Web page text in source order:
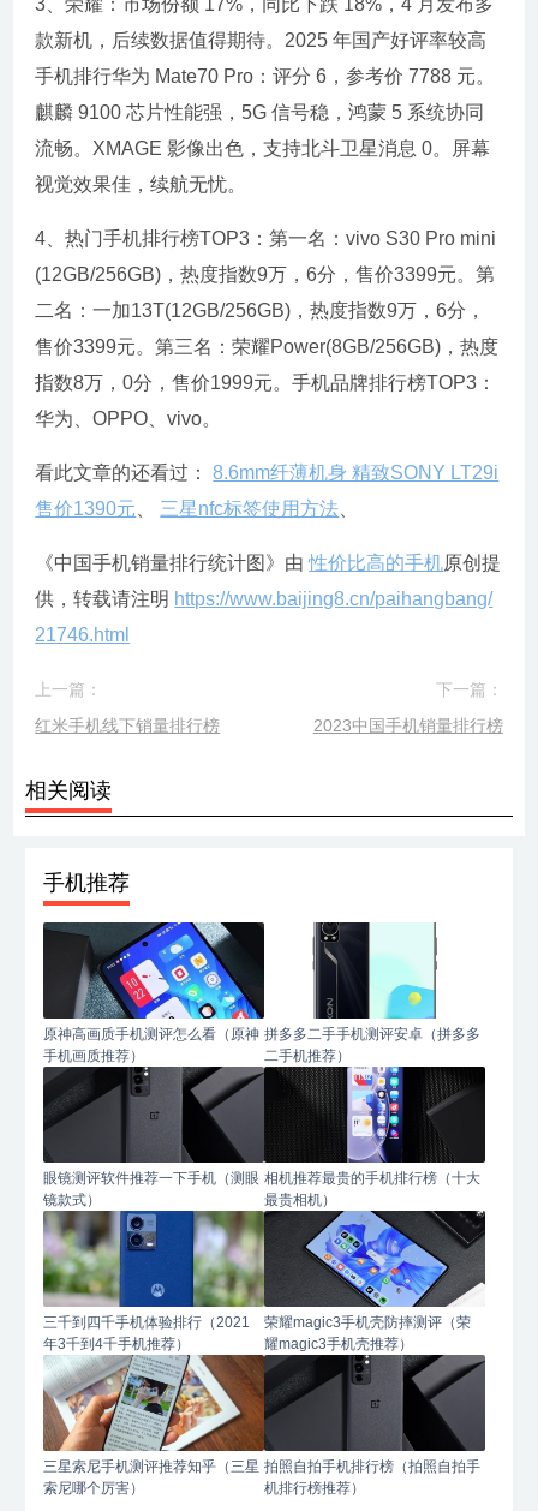
3、荣耀：市场份额 17%，同比下跌 18%，4 月发布多
款新机，后续数据值得期待。2025 年国产好评率较高
手机排行华为 Mate70 Pro：评分 6，参考价 7788 元。
麒麟 9100 芯片性能强，5G 信号稳，鸿蒙 5 系统协同
流畅。XMAGE 影像出色，支持北斗卫星消息 0。屏幕
视觉效果佳，续航无忧。
4、热门手机排行榜TOP3：第一名：vivo S30 Pro mini
(12GB/256GB)，热度指数9万，6分，售价3399元。第
二名：一加13T(12GB/256GB)，热度指数9万，6分，
售价3399元。第三名：荣耀Power(8GB/256GB)，热度
指数8万，0分，售价1999元。手机品牌排行榜TOP3：
华为、OPPO、vivo。
看此文章的还看过：8.6mm纤薄机身 精致SONY LT29i
售价1390元
三星nfc标签使用方法
《中国手机销量排行统计图》由性价比高的手机原创提
供，转载请注明 https://www.baijing8.cn/paihangbang/
21746.html
上一篇：
红米手机线下销量排行榜
下一篇：
2023中国手机销量排行榜
相关阅读
手机推荐
原神高画质手机测评怎么看（原神
手机画质推荐）
拼多多二手手机测评安卓（拼多多
二手机推荐）
眼镜测评软件推荐一下手机（测眼
镜款式）
相机推荐最贵的手机排行榜（十大
最贵相机）
三千到四千手机体验排行（2021
年3千到4千手机推荐）
荣耀magic3手机壳防摔测评（荣
耀magic3手机壳推荐）
三星索尼手机测评推荐知乎（三星
索尼哪个厉害）
拍照自拍手机排行榜（拍照自拍手
机排行榜推荐）